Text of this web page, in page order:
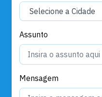
Assunto
Mensagem